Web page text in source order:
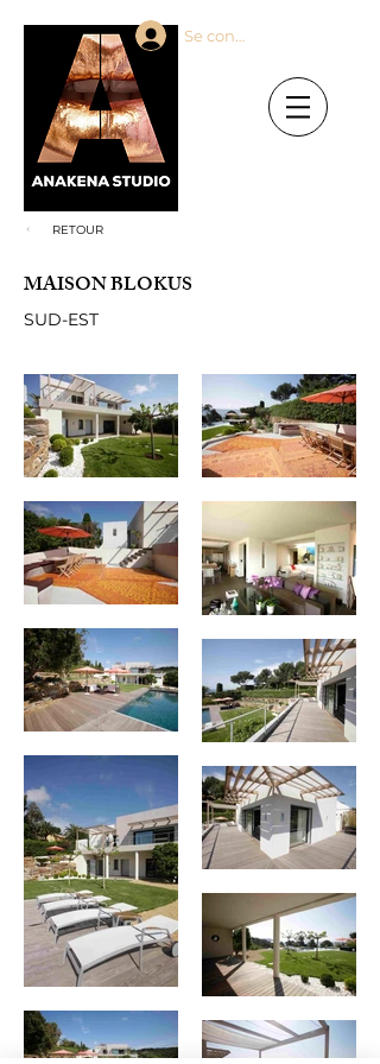
Se connecter
RETOUR
MAISON BLOKUS
SUD-EST